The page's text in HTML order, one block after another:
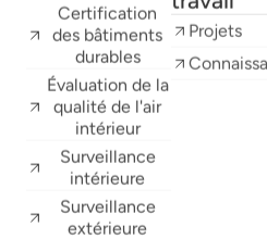
Certification
des bâtiments
durables
Évaluation de la
qualité de l'air
intérieur
Surveillance
intérieure
Surveillance
extérieure
Projets